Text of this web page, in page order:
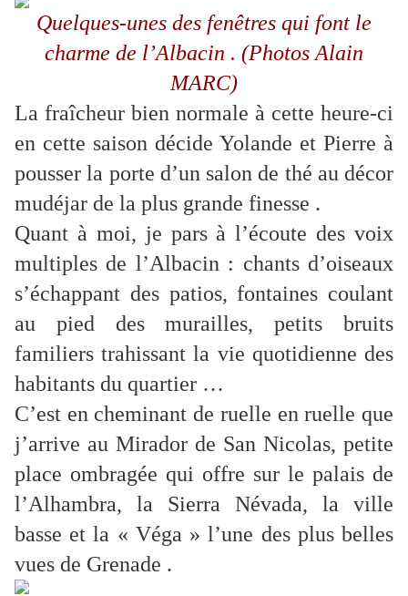
Quelques-unes des fenêtres qui font le
charme de l’Albacin . (Photos Alain
MARC)
La fraîcheur bien normale à cette heure-ci
en cette saison décide Yolande et Pierre à
pousser la porte d’un salon de thé au décor
mudéjar de la plus grande finesse .
Quant à moi, je pars à l’écoute des voix
multiples de l’Albacin : chants d’oiseaux
s’échappant des patios, fontaines coulant
au pied des murailles, petits bruits
familiers trahissant la vie quotidienne des
habitants du quartier …
C’est en cheminant de ruelle en ruelle que
j’arrive au Mirador de San Nicolas, petite
place ombragée qui offre sur le palais de
l’Alhambra, la Sierra Névada, la ville
basse et la « Véga » l’une des plus belles
vues de Grenade .